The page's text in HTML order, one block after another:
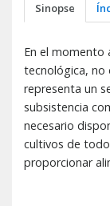
Sinopse
En el momento
tecnológica, no
representa un
subsistencia
necesario
cultivos de
proporcionar